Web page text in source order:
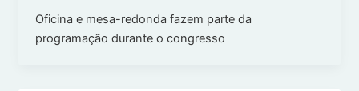
Oficina e mesa-redonda fazem parte da
programação durante o congresso